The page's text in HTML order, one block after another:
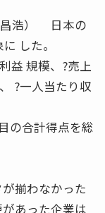
本の
した。
益 規模、?売上
?一人当たり収
の合計得点を総
揃わなかった
あった企業は